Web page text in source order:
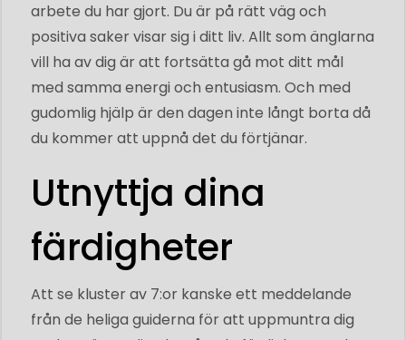
arbete du har gjort. Du är på rätt väg och
positiva saker visar sig i ditt liv. Allt som änglarna
vill ha av dig är att fortsätta gå mot ditt mål
med samma energi och entusiasm. Och med
gudomlig hjälp är den dagen inte långt borta då
du kommer att uppnå det du förtjänar.
Utnyttja dina
färdigheter
Att se kluster av 7:or kanske ett meddelande
från de heliga guiderna för att uppmuntra dig